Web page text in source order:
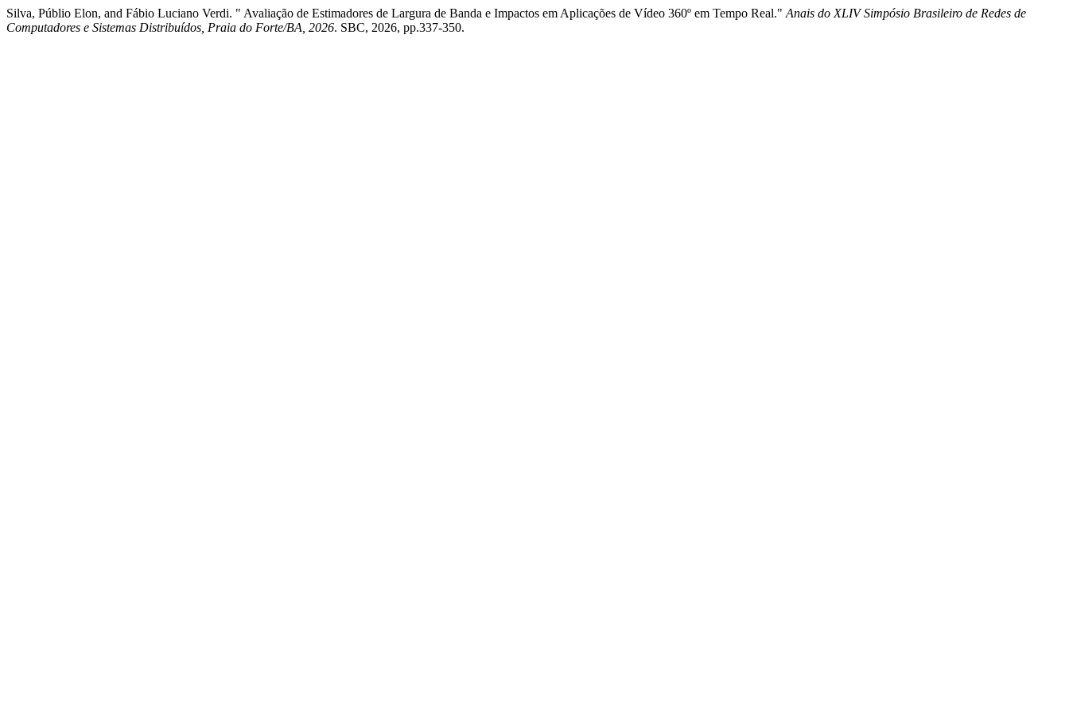
Silva, Públio Elon, and Fábio Luciano Verdi. " Avaliação de Estimadores de Largura de Banda e Impactos em Aplicações de Vídeo 360º em Tempo Real." Anais do XLIV Simpósio Brasileiro de Redes de
Computadores e Sistemas Distribuídos, Praia do Forte/BA, 2026. SBC, 2026, pp.337-350.